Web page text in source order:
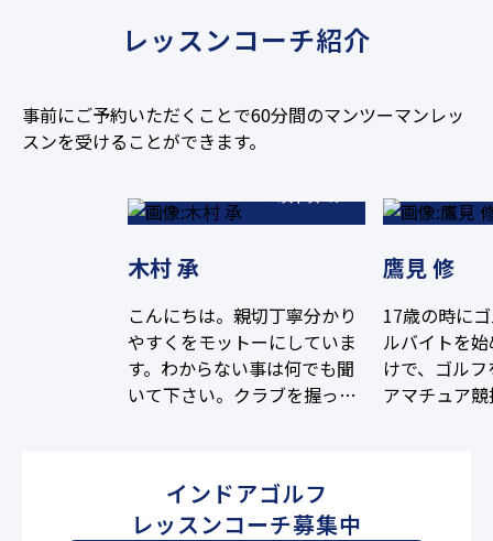
レッスンコーチ紹介
事前にご予約いただくことで60分間のマンツーマンレッ
スンを受けることができます。
木村 承
こんにちは。親切丁寧分かり
やすくをモットーにしていま
す。わからない事は何でも聞
いて下さい。クラブを握った
鷹見 修
17歳の時に
ルバイトを
けで、ゴル
アマチュア
インドアゴルフ
レッスンコーチ募集中